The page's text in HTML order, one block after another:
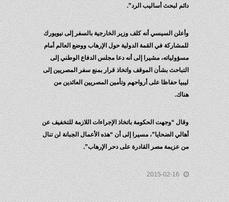
لبحث أساليب الرد”.
السيسي أنه كلف وزير الخارجية بالسفر إلى نيويورك
في القمة الدولية حول الإرهاب ووضع العالم أمام
مشيرا إلى أنه دعا مجلس الدفاع الوطني إلى
بشأن الموقف واتخاذ قرار بمنع سفر المصريين إلى
حفاظا على أرواحهم وتأمين المصريين العائدين من
“وجهت الحكومة باتخاذ الإجراءات اللازمة للتخفيف عن
الضحايا”، مسيرا إلى أن “هذه الأعمال الجبانة لن تنال
مصر القادرة على دحر الإرهاب”.
2015-02-16